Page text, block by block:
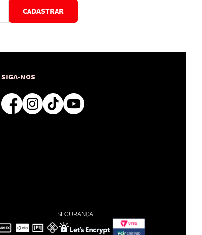
CADASTRAR
SIGA-NOS
SEGURANÇA